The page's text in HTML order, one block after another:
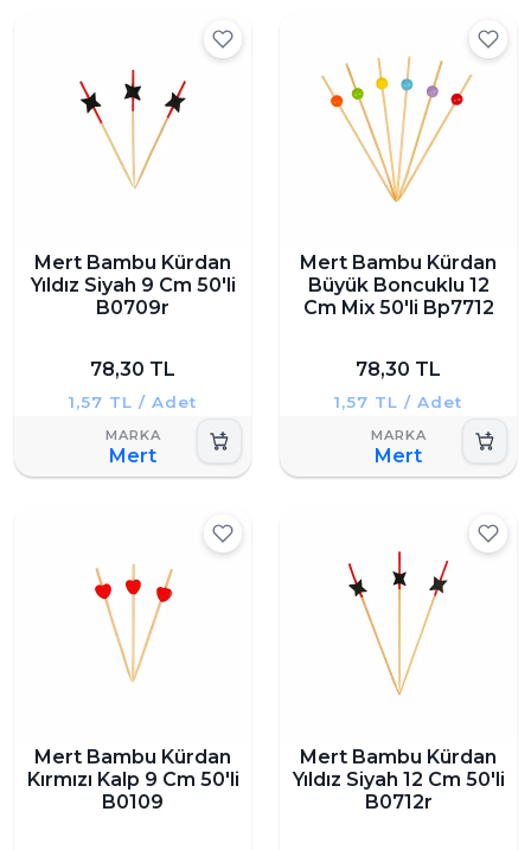
Mert Bambu Kürdan
Yıldız Siyah 9 Cm 50'li
B0709r
78,30 TL
1,57 TL / Adet
Mert
Mert Bambu Kürdan
Büyük Boncuklu 12
Cm Mix 50'li Bp7712
78,30 TL
1,57 TL / Adet
Mert
Mert Bambu Kürdan
Kırmızı Kalp 9 Cm 50'li
B0109
Mert Bambu Kürdan
Yıldız Siyah 12 Cm 50'li
B0712r